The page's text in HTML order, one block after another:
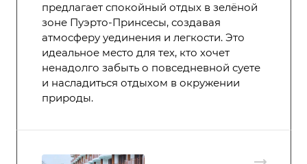
предлагает спокойный отдых в зелёной
зоне Пуэрто-Принсесы, создавая
атмосферу уединения и легкости. Это
идеальное место для тех, кто хочет
ненадолго забыть о повседневной суете
и насладиться отдыхом в окружении
природы.